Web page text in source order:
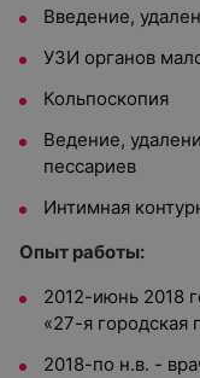
Введение,
УЗИ органов
Кольпоскопия
Ведение,
пессариев
Интимная
Опыт работы:
2012-июнь 2018
«27-я городская
2018-по н.в. -